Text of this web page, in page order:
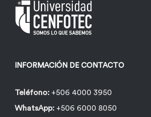
elegir
en
de
INFORMACIÓN DE CONTACTO
Teléfono: +506 4000 3950
WhatsApp: +506 6000 8050